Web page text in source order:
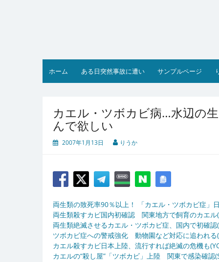
ホーム ある日突然事故に遭い サンプルページ
カエル・ツボカビ病…水辺の
んで欲しい
2007年1月13日 りうか
両生類の致死率90％以上！ 「カエル・ツボカビ症」
両生類殺すカビ国内初確認 関東地方で飼育のカエ
両生類絶滅させるカエル・ツボカビ症、国内で初確
ツボカビ症への警戒強化 動物園など対応に追われ
カエル殺すカビ日本上陸、流行すれば絶滅の危機も
カエルの“殺し屋”「ツボカビ」上陸 関東で感染確認